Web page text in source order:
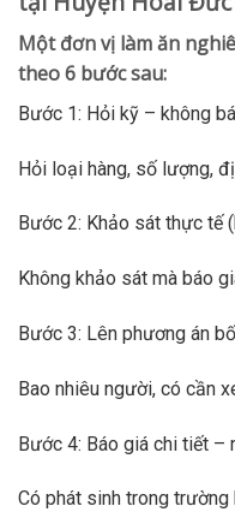
Một đơn vị làm ăn
theo 6 bước sau:
Bước 1: Hỏi kỹ – không
Hỏi loại hàng, số lượng,
Bước 2: Khảo sát thực tế
Không khảo sát mà báo
Bước 3: Lên phương án
Bao nhiêu người, có cần
Bước 4: Báo giá chi tiết –
Có phát sinh trong